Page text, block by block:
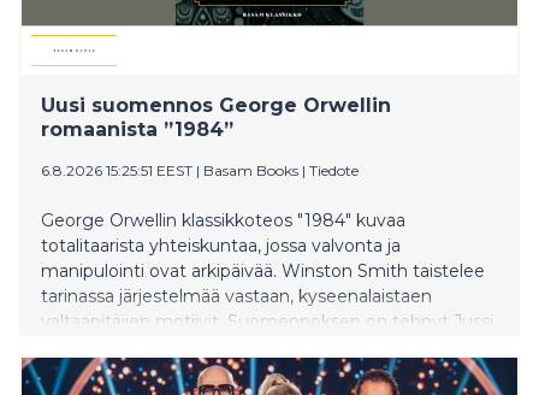
Uusi suomennos George Orwellin
romaanista ”1984”
6.8.2026 15:25:51 EEST | Basam Books | Tiedote
George Orwellin klassikkoteos "1984" kuvaa
totalitaarista yhteiskuntaa, jossa valvonta ja
manipulointi ovat arkipäivää. Winston Smith taistelee
tarinassa järjestelmää vastaan, kyseenalaistaen
valtaapitäjien motiivit. Suomennoksen on tehnyt Jussi